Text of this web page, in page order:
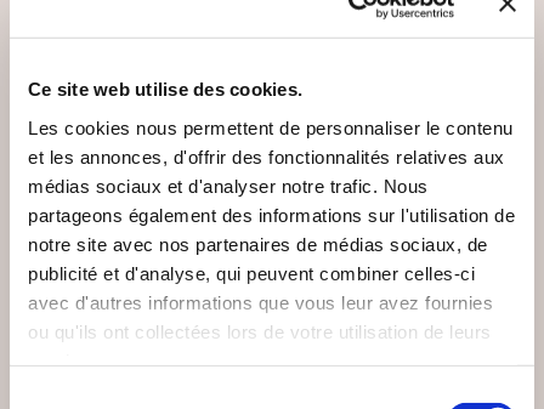
Ce site web utilise des cookies.
Les cookies nous permettent de personnaliser le contenu
et les annonces, d'offrir des fonctionnalités relatives aux
médias sociaux et d'analyser notre trafic. Nous
partageons également des informations sur l'utilisation de
notre site avec nos partenaires de médias sociaux, de
publicité et d'analyse, qui peuvent combiner celles-ci
avec d'autres informations que vous leur avez fournies
ou qu'ils ont collectées lors de votre utilisation de leurs
VOUS AIMEREZ AUSSI
NEW